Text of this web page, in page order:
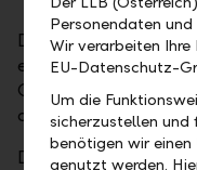
Die
eine bevorzugte
Chancen und
der Zukunft.
Die LLB Österreich
Personendaten
Wir verarbeiten
EU-Datenschutz-
Um die
sicherzustellen und
benötigen wir
genutzt werden.